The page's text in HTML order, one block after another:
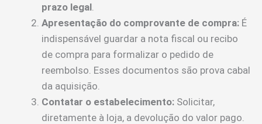
prazo legal
Apresentação do comprovante de compra: É
indispensável guardar a nota fiscal ou recibo
de compra para formalizar o pedido de
reembolso. Esses documentos são prova cabal
da aquisição.
Contatar o estabelecimento: Solicitar,
diretamente à loja, a devolução do valor pago.